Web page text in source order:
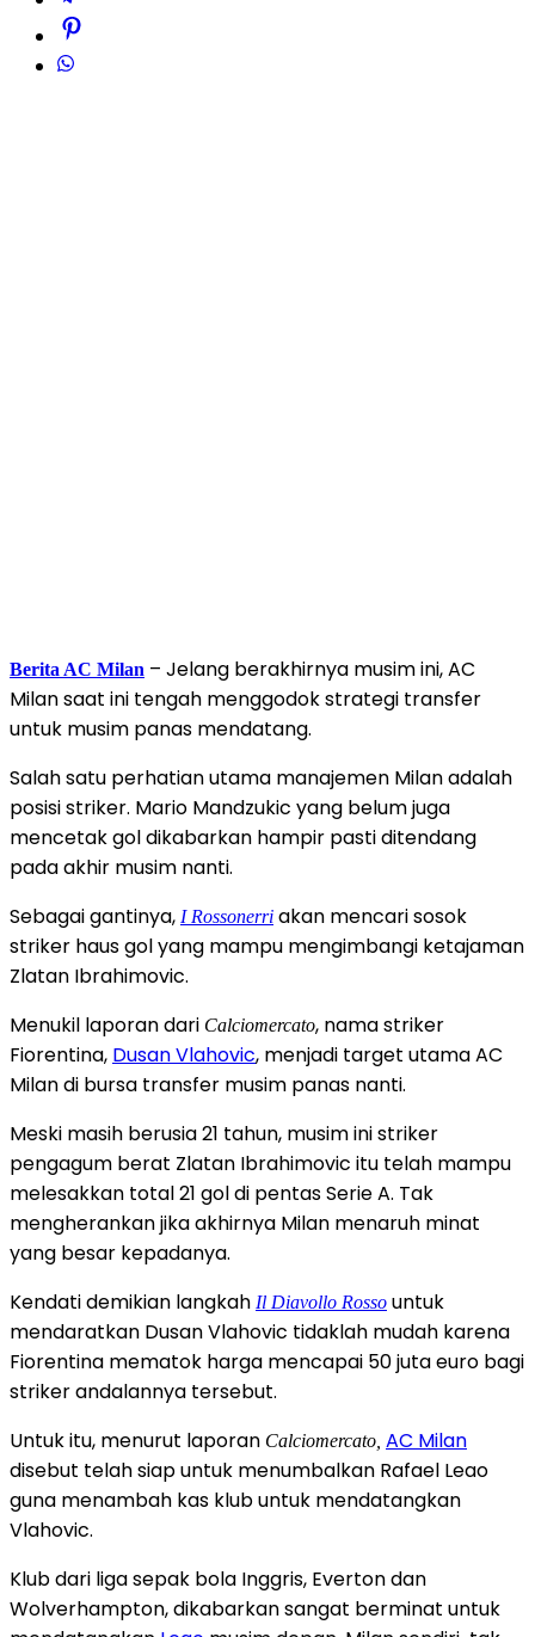
Berita AC Milan – Jelang berakhirnya musim ini, AC
Milan saat ini tengah menggodok strategi transfer
untuk musim panas mendatang.
Salah satu perhatian utama manajemen Milan adalah
posisi striker. Mario Mandzukic yang belum juga
mencetak gol dikabarkan hampir pasti ditendang
pada akhir musim nanti.
Sebagai gantinya, I Rossonerri akan mencari sosok
striker haus gol yang mampu mengimbangi ketajaman
Zlatan Ibrahimovic.
Menukil laporan dari Calciomercato, nama striker
Fiorentina, Dusan Vlahovic, menjadi target utama AC
Milan di bursa transfer musim panas nanti.
Meski masih berusia 21 tahun, musim ini striker
pengagum berat Zlatan Ibrahimovic itu telah mampu
melesakkan total 21 gol di pentas Serie A. Tak
mengherankan jika akhirnya Milan menaruh minat
yang besar kepadanya.
Kendati demikian langkah Il Diavollo Rosso untuk
mendaratkan Dusan Vlahovic tidaklah mudah karena
Fiorentina mematok harga mencapai 50 juta euro bagi
striker andalannya tersebut.
Untuk itu, menurut laporan Calciomercato, AC Milan
disebut telah siap untuk menumbalkan Rafael Leao
guna menambah kas klub untuk mendatangkan
Vlahovic.
Klub dari liga sepak bola Inggris, Everton dan
Wolverhampton, dikabarkan sangat berminat untuk